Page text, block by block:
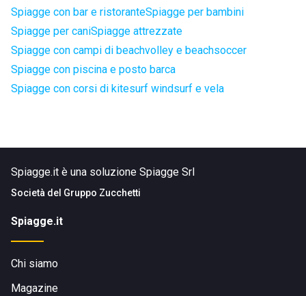
Spiagge con bar e ristoranteSpiagge per bambini
Spiagge per caniSpiagge attrezzate
Spiagge con campi di beachvolley e beachsoccer
Spiagge con piscina e posto barca
Spiagge con corsi di kitesurf windsurf e vela
Spiagge.it è una soluzione Spiagge Srl
Società del Gruppo Zucchetti
Spiagge.it
Chi siamo
Magazine